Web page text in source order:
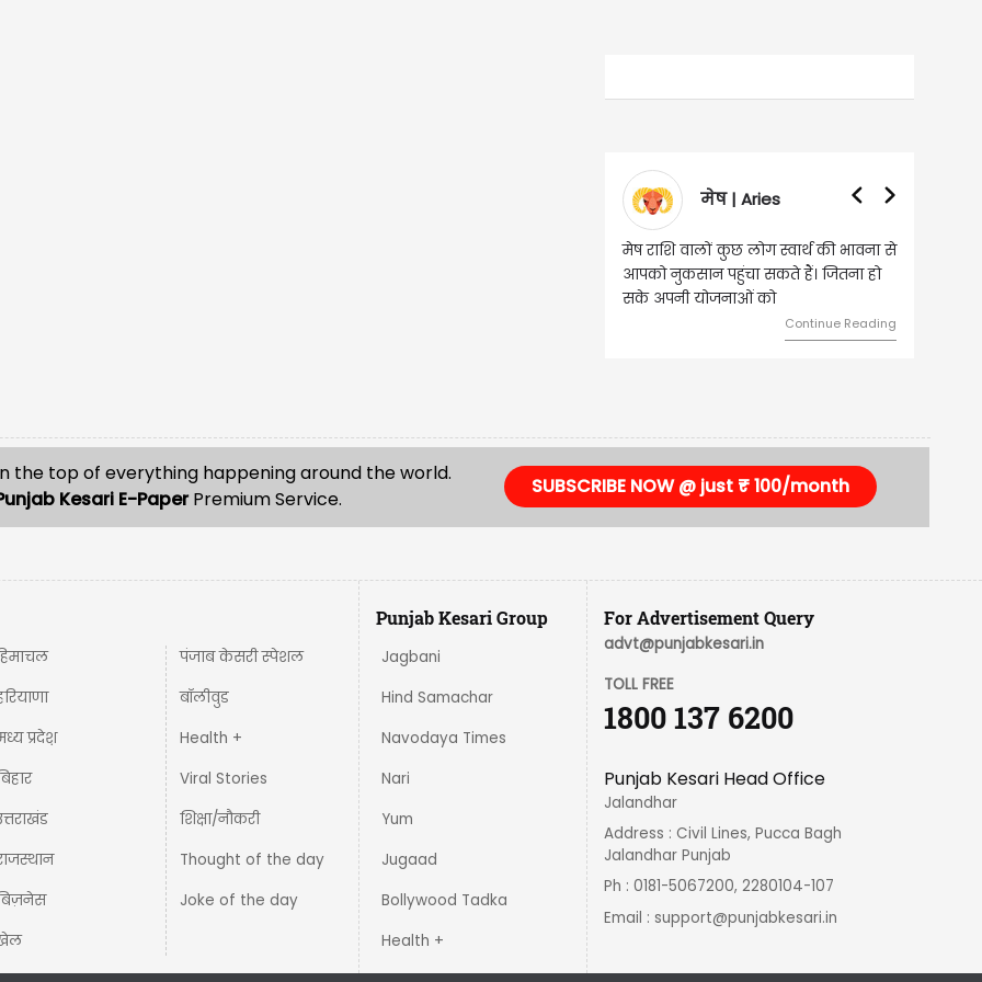
मेष | Aries
मेष राशि वालों कुछ लोग स्वार्थ की भावना से
आपको नुकसान पहुंचा सकते हैं। जितना हो
सके अपनी योजनाओं को
Continue Reading
the top of everything happening around the world.
Kesari E-PaperPremium Service.
SUBSCRIBE NOW @ just ₹ 100/month
प्रदेश़
पंजाब केसरी स्पेशल
बॉलीवुड
Health +
Viral Stories
शिक्षा/नौकरी
Thought of the day
Joke of the day
Punjab Kesari Group
Jagbani
Hind Samachar
Navodaya Times
Nari
Yum
Jugaad
Bollywood Tadka
Health +
For Advertisement Query
advt@punjabkesari.in
TOLL FREE
1800 137 6200
Punjab Kesari Head Office
Jalandhar
Address : Civil Lines, Pucca Bagh
Jalandhar Punjab
Ph : 0181-5067200, 2280104-107
Email :support@punjabkesari.in